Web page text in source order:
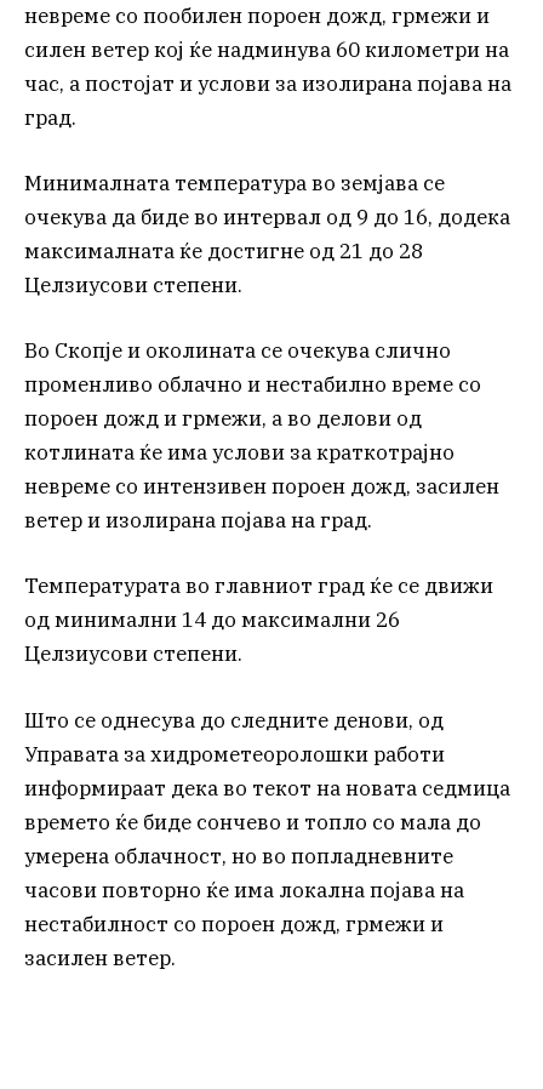
невреме со пообилен пороен дожд, грмежи и
силен ветер кој ќе надминува 60 километри на
час, а постојат и услови за изолирана појава на
град.
Минималната температура во земјава се
очекува да биде во интервал од 9 до 16, додека
максималната ќе достигне од 21 до 28
Целзиусови степени.
Во Скопје и околината се очекува слично
променливо облачно и нестабилно време со
пороен дожд и грмежи, а во делови од
котлината ќе има услови за краткотрајно
невреме со интензивен пороен дожд, засилен
ветер и изолирана појава на град.
Температурата во главниот град ќе се движи
од минимални 14 до максимални 26
Целзиусови степени.
Што се однесува до следните денови, од
Управата за хидрометеоролошки работи
информираат дека во текот на новата седмица
времето ќе биде сончево и топло со мала до
умерена облачност, но во попладневните
часови повторно ќе има локална појава на
нестабилност со пороен дожд, грмежи и
засилен ветер.